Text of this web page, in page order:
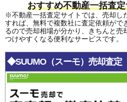
おすすめ不動産一括査
※不動産一括査定サイトでは、売却し
すれば、無料で複数社に査定依頼がで
るので売却相場が分かり、きちんと売
つけやすくなる便利なサービスです。
◆SUUMO（スーモ）売却査定